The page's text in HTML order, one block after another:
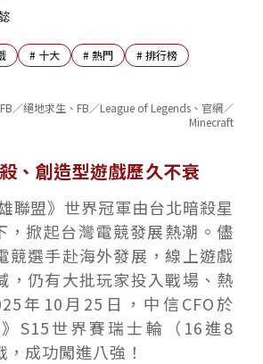
# 十大 #熱門 #排行榜
／絕地求生、FB／League of Legends、官網／
Minecraft
、創造型遊戲歷久不衰
聯盟》世界冠軍由台北暗殺星
，掀起台灣電競發展熱潮。儘
競選手赴海外發展，線上遊戲
，仍有大批玩家投入戰場、熱
年10月25日，中信CFO於
》S15世界賽瑞士輪（16進8
成功闖進八強！